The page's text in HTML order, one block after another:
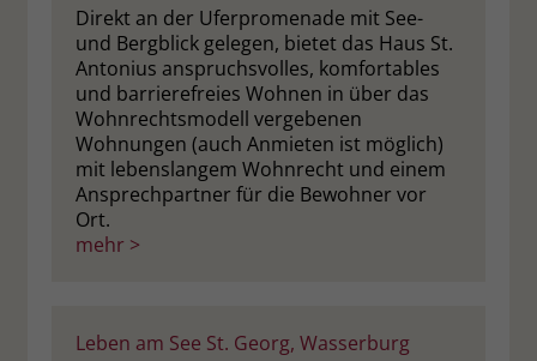
Direkt an der Uferpromenade mit See-
und Bergblick gelegen, bietet das Haus St.
Antonius anspruchsvolles, komfortables
und barrierefreies Wohnen in über das
Wohnrechtsmodell vergebenen
Wohnungen (auch Anmieten ist möglich)
mit lebenslangem Wohnrecht und einem
Ansprechpartner für die Bewohner vor
Ort.
mehr >
Leben am See St. Georg, Wasserburg